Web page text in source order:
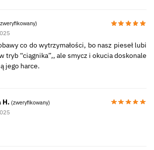
co do wytrzymałości, bo nasz pieseł lubi
tryb “ciągnika”,, ale smycz i okucia doskonale
jego harce.
H. (zweryfikowany)